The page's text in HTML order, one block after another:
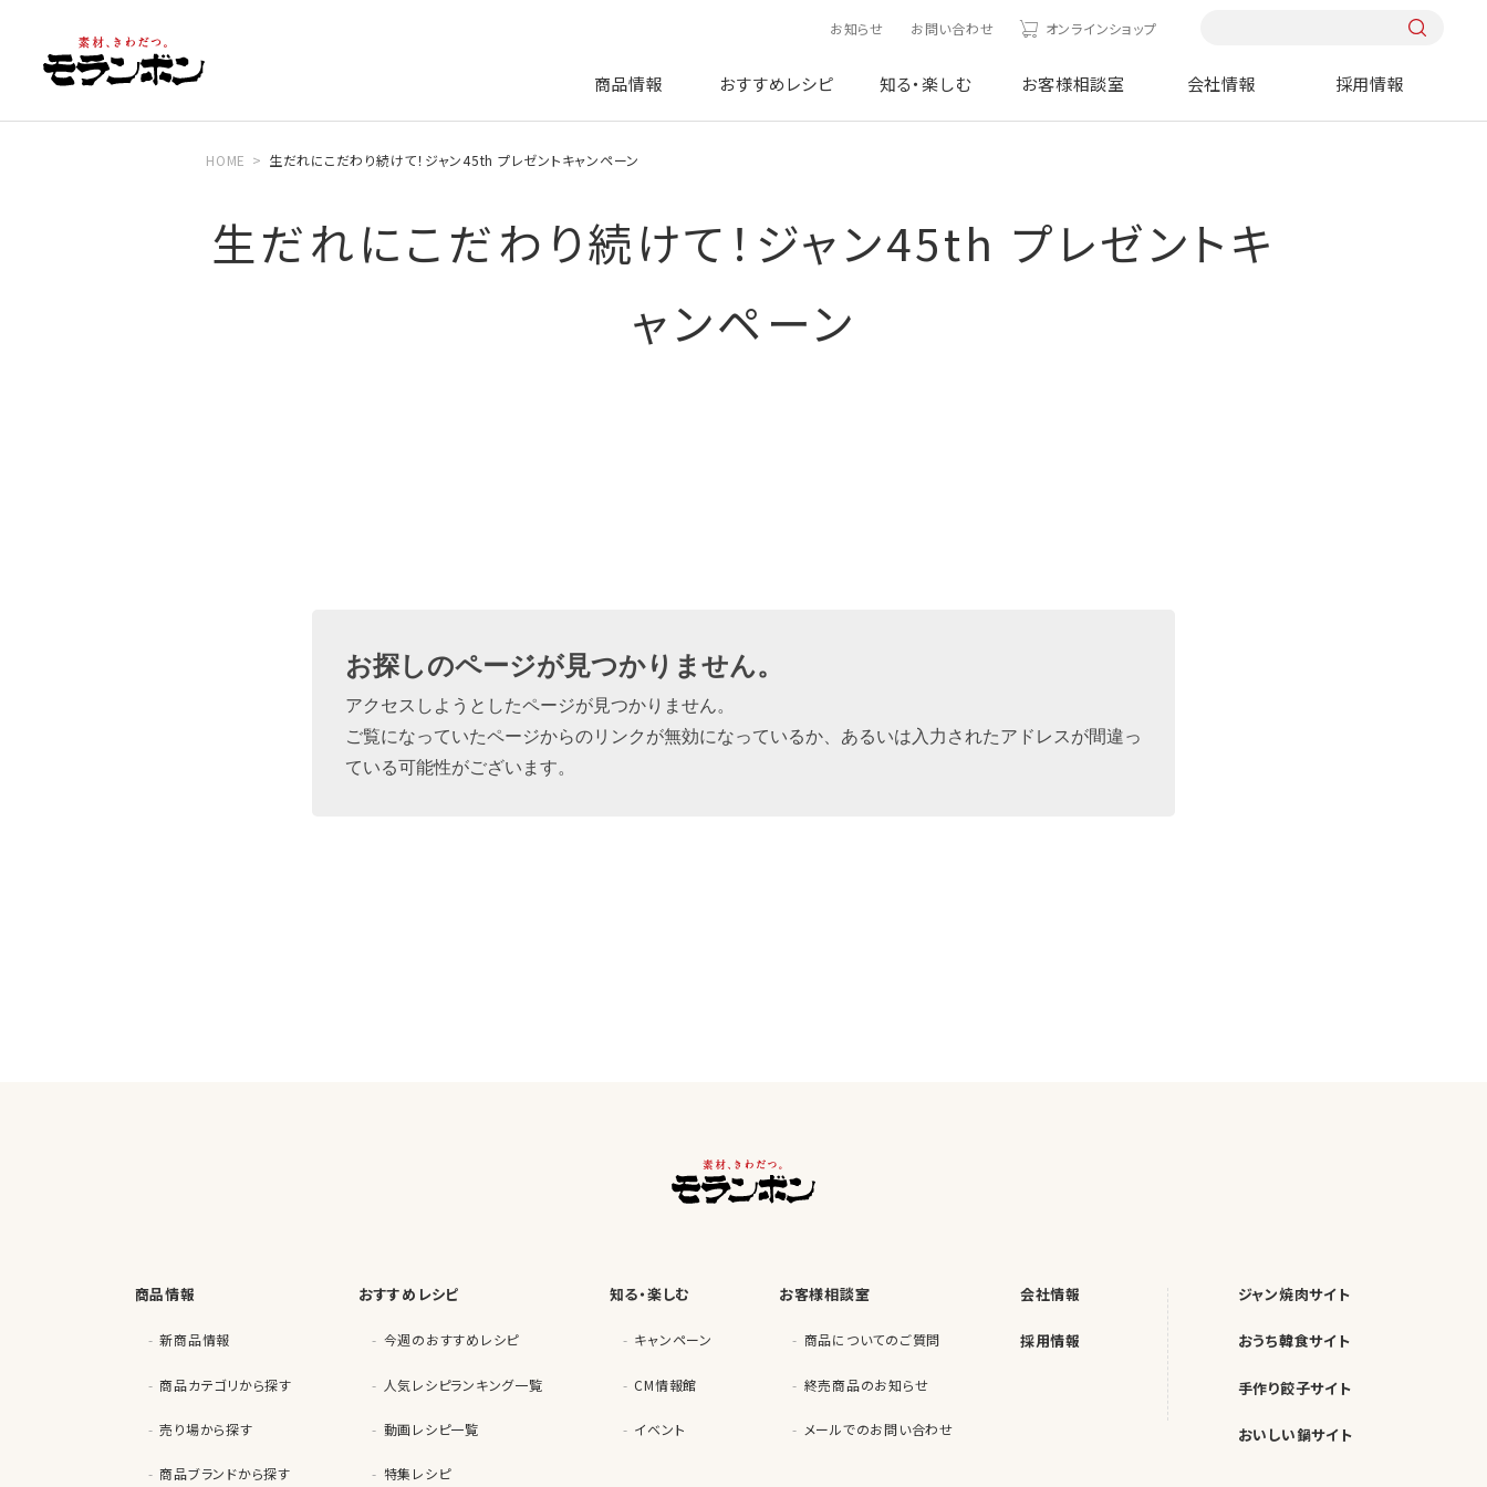
お知らせ お問い合わせ オンラインショップ
商品情報 おすすめレシピ 知る・楽しむ お客様相談室 会社情報 採用情報
HOME 生だれにこだわり続けて！ジャン45th プレゼントキャンペーン
生だれにこだわり続けて！ジャン45th プレゼントキ
ャンペーン
商品情報
新商品情報
商品カテゴリから探す
売り場から探す
商品ブランドから探す
おすすめレシピ
今週のおすすめレシピ
人気レシピランキング一覧
動画レシピ一覧
特集レシピ
知る・楽しむ
キャンペーン
CM情報館
イベント
お客様相談室
商品についてのご質問
終売商品のお知らせ
メールでのお問い合わせ
会社情報
採用情報
ジャン焼肉サイト
おうち韓食サイト
手作り餃子サイト
おいしい鍋サイト